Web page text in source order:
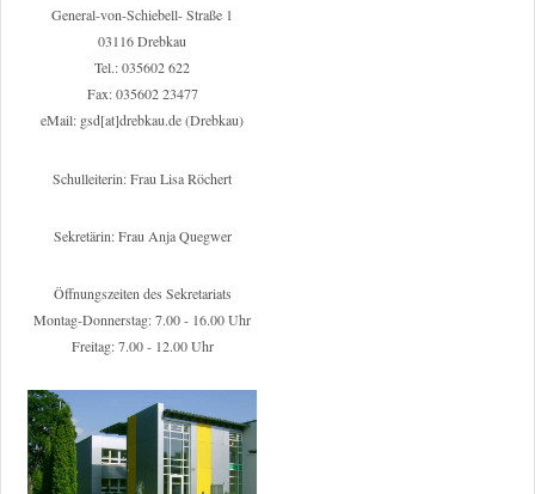
General-von-Schiebell- Straße 1
03116 Drebkau
Tel.: 035602 622
Fax: 035602 23477
eMail: gsd[at]drebkau.de (Drebkau)
Schulleiterin: Frau Lisa Röchert
Sekretärin: Frau Anja Quegwer
Öffnungszeiten des Sekretariats
Montag-Donnerstag: 7.00 - 16.00 Uhr
Freitag: 7.00 - 12.00 Uhr